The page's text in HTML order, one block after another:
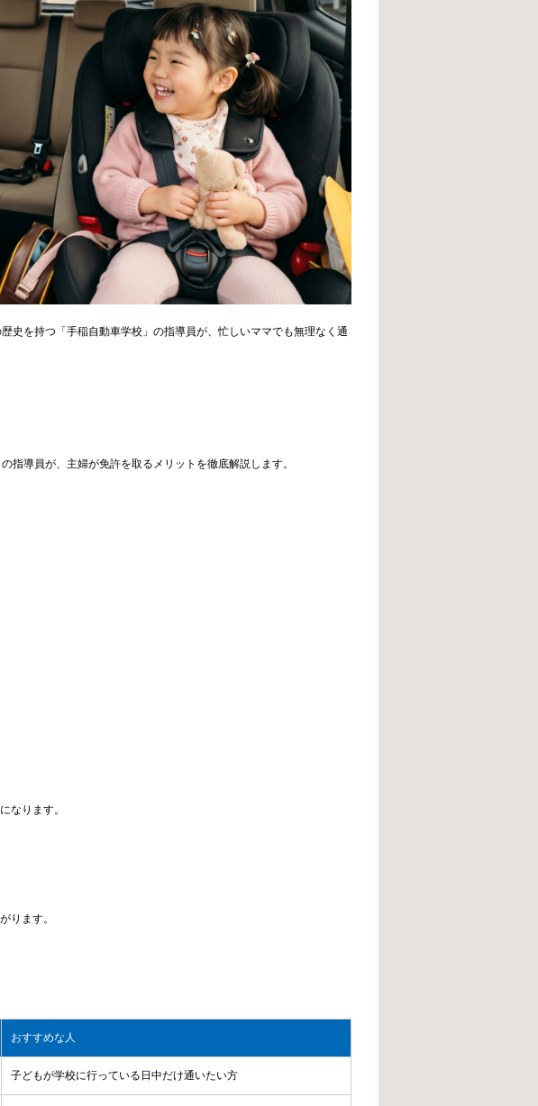
史を持つ「手稲自動車学校」の指導員が、忙しいママでも無理なく通
導員が、主婦が免許を取るメリットを徹底解説します。
なります。
ります。
おすすめな人
子どもが学校に行っている日中だけ通いたい方